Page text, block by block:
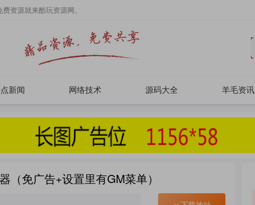
资源就来酷玩资源网。
新闻 网络技术 源码大全 羊毛资讯
（免广告+设置里有GM菜单）